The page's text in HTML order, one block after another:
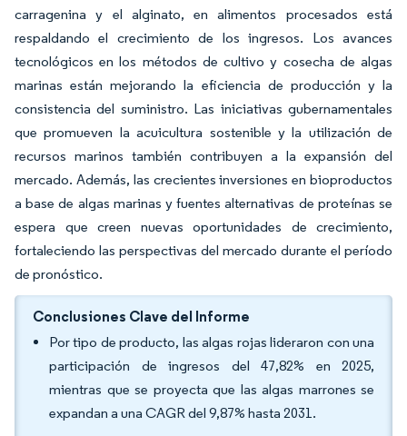
carragenina y el alginato, en alimentos procesados está
respaldando el crecimiento de los ingresos. Los avances
tecnológicos en los métodos de cultivo y cosecha de algas
marinas están mejorando la eficiencia de producción y la
consistencia del suministro. Las iniciativas gubernamentales
que promueven la acuicultura sostenible y la utilización de
recursos marinos también contribuyen a la expansión del
mercado. Además, las crecientes inversiones en bioproductos
a base de algas marinas y fuentes alternativas de proteínas se
espera que creen nuevas oportunidades de crecimiento,
fortaleciendo las perspectivas del mercado durante el período
de pronóstico.
Conclusiones Clave del Informe
Por tipo de producto, las algas rojas lideraron con una
participación de ingresos del 47,82% en 2025,
mientras que se proyecta que las algas marrones se
expandan a una CAGR del 9,87% hasta 2031.